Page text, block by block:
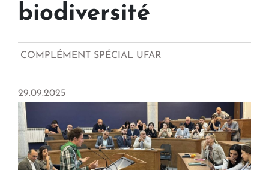
biodiversité
COMPLÉMENT SPÉCIAL UFAR
29.09.2025